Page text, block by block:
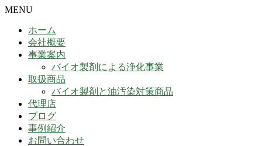
MENU
ホーム
会社概要
事業案内
バイオ製剤による浄化事業
取扱商品
バイオ製剤と油汚染対策商品
代理店
ブログ
事例紹介
お問い合わせ